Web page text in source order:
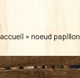
accueil » noeud papillon